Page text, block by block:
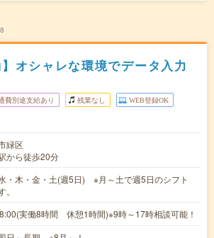
】オシャレな環境でデータ入力
費別途支給あり 残業なし WEB登録OK
緑区
から徒歩20分
・木・金・土(週5日) ※月～土で週5日のシフト
実働8時間 休憩1時間)※9時～17時相談可能！